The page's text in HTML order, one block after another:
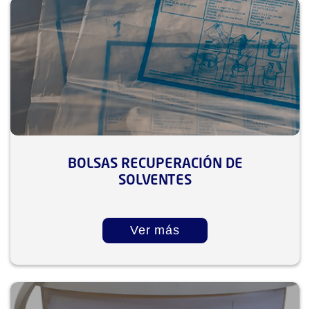
PROTECCION DE DATOS PERSONALES
BOLSAS RECUPERACIÓN DE
SOLVENTES
Ver más